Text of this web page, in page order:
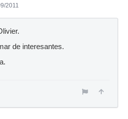
2011
de interesantes.